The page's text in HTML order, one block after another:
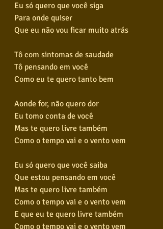
Eu só quero que você siga
Para onde quiser
Que eu não vou ficar muito atrás
Tô com sintomas de saudade
Tô pensando em você
Como eu te quero tanto bem
Aonde for, não quero dor
Eu tomo conta de você
Mas te quero livre também
Como o tempo vai e o vento vem
Eu só quero que você saiba
Que estou pensando em você
Mas te quero livre também
Como o tempo vai e o vento vem
E que eu te quero livre também
Como o tempo vai e o vento vem